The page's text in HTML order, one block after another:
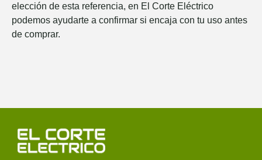
elección de esta referencia, en El Corte Eléctrico
podemos ayudarte a confirmar si encaja con tu uso antes
de comprar.